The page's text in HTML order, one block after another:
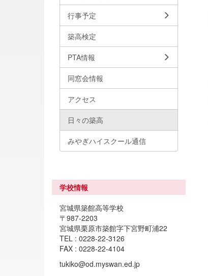
行事予定
築高検定
PTA情報
同窓会情報
アクセス
日々の築高
みやぎハイスクール通信
学校情報
宮城県築館高等学校
〒987-2203
宮城県栗原市築館字下宮野町浦22
TEL : 0228-22-3126
FAX : 0228-22-4104
tukiko@od.myswan.ed.jp